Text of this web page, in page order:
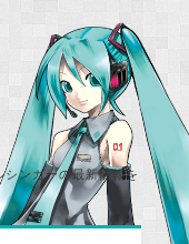
ンガーの最新情報を